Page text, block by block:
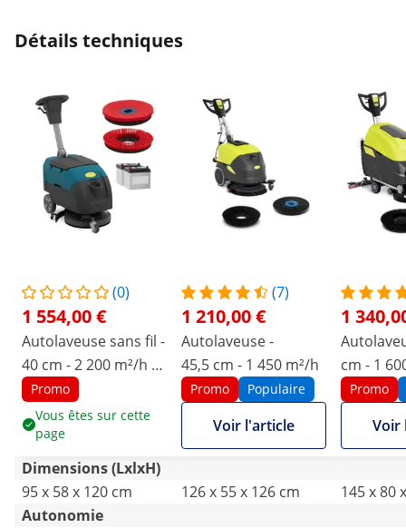
Détails techniques
(0)
1 554,00 €
Autolaveuse sans fil -
40 cm - 2 200 m²/h -
à guidage manuel
Promo
Vous êtes sur cette
page
(7)
1 210,00 €
Autolaveuse -
45,5 cm - 1 450 m²/h
Promo Populaire
Voir l'article
1
cm - 1
guidage
Promo
Voir
Dimensions (LxlxH)
95 x 58 x 120 cm
126 x 55 x 126 cm
145 x 80
Autonomie